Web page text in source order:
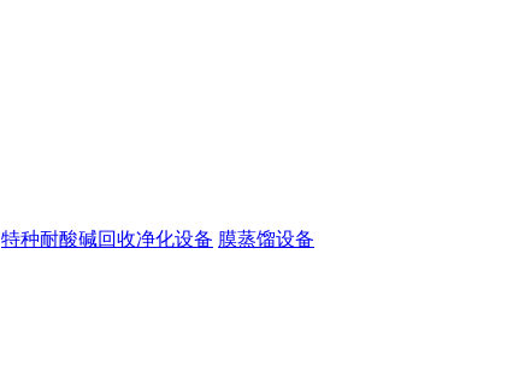
特种耐酸碱回收净化设备 膜蒸馏设备